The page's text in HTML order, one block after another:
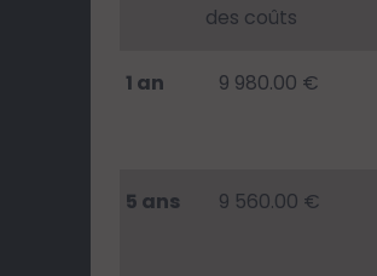
des coûts
1 an 9 980.00 €
5 ans 9 560.00 €